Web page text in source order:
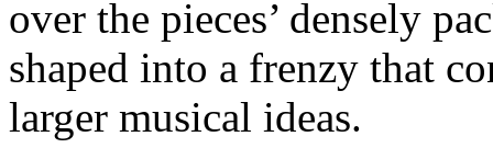
over the pieces’ densely
shaped into a frenzy that
larger musical ideas.